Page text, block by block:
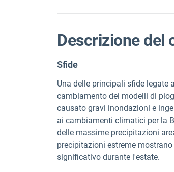
Descrizione del
Sfide
Una delle principali sfide
cambiamento dei modelli di
causato gravi inondazioni e
ai cambiamenti climatici per la
delle massime precipitazioni
precipitazioni estreme
significativo durante l'estate.